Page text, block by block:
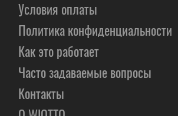
Условия оплаты
Политика конфиденциальности
Как это работает
Часто задаваемые вопросы
Контакты